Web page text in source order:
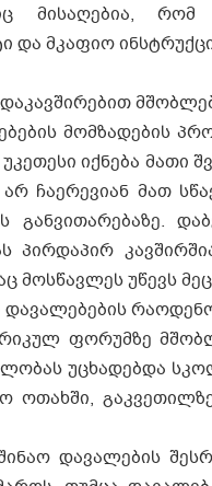
მისაღებია,
და მკაფიო
მომზადების
იქნება მათი
ჩაერევიან მათ
განვითარებაზე.
უწევს
ფორუმზე
უცხადებდა
ოთახში,
დავალების